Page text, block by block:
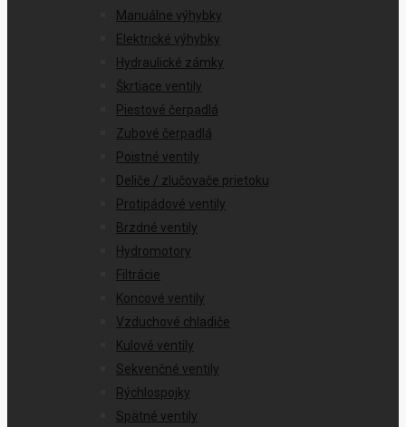
Manuálne výhybky
Elektrické výhybky
Hydraulické zámky
Škrtiace ventily
Piestové čerpadlá
Zubové čerpadlá
Poistné ventily
Deliče / zlučovače prietoku
Protipádové ventily
Brzdné ventily
Hydromotory
Filtrácie
Koncové ventily
Vzduchové chladiče
Kulové ventily
Sekvenčné ventily
Rýchlospojky
Spätné ventily